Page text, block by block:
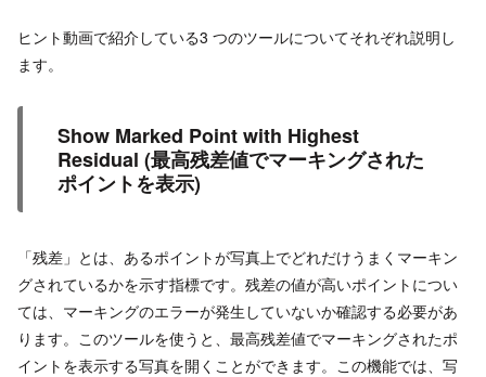
ヒント動画で紹介している3 つのツールについてそれぞれ説明し
ます。
Show Marked Point with Highest
Residual (最高残差値でマーキングされた
ポイントを表示)
「残差」とは、あるポイントが写真上でどれだけうまくマーキン
グされているかを示す指標です。残差の値が高いポイントについ
ては、マーキングのエラーが発生していないか確認する必要があ
ります。このツールを使うと、最高残差値でマーキングされたポ
イントを表示する写真を開くことができます。この機能では、写